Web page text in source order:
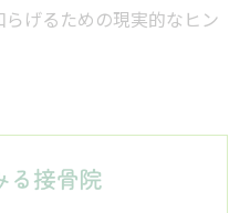
げるための現実的なヒン